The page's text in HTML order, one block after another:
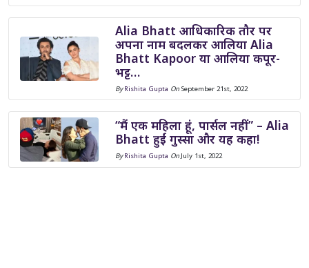
Alia Bhatt आधिकारिक तौर पर
अपना नाम बदलकर आलिया Alia
Bhatt Kapoor या आलिया कपूर-
भट्ट…
ByRishita Gupta On September 21st, 2022
“मैं एक महिला हूं, पार्सल नहीं” – Alia
Bhatt हुईं गुस्सा और यह कहा!
ByRishita Gupta On July 1st, 2022